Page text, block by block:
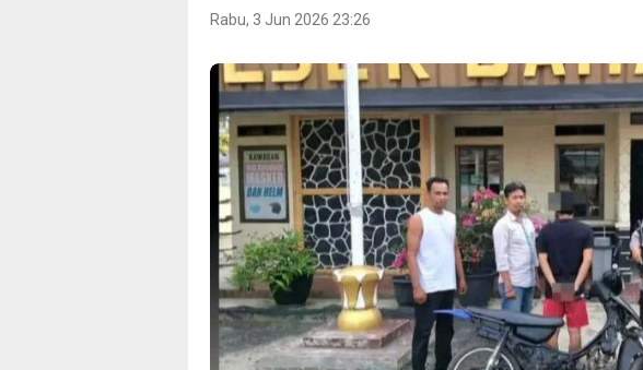
Rabu, 3 Jun 2026 23:26